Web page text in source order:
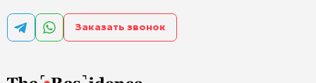
Заказать звонок